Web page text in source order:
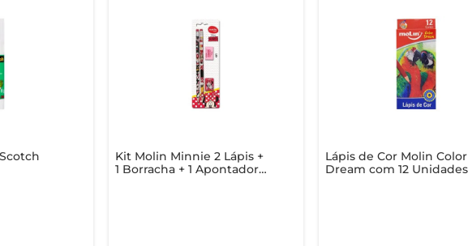
Kit Molin Minnie 2 Lápis +
1 Borracha + 1 Apontador 4
Lápis de Cor Molin Color
Dream com 12 Unidades